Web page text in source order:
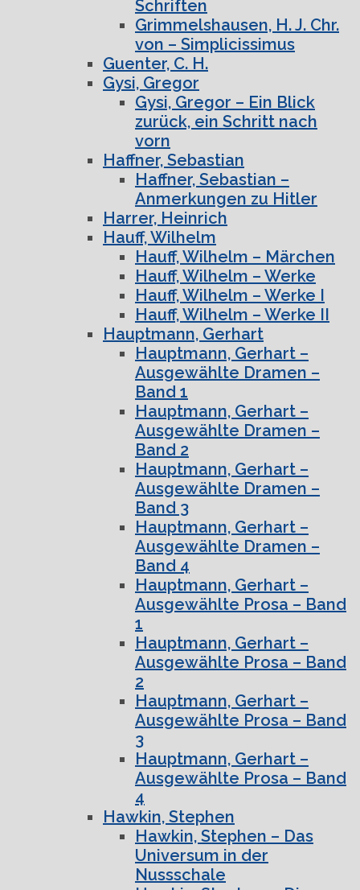
Schriften
Grimmelshausen, H. J. Chr.
von – Simplicissimus
Guenter, C. H.
Gysi, Gregor
Gysi, Gregor – Ein Blick
zurück, ein Schritt nach
vorn
Haffner, Sebastian
Haffner, Sebastian –
Anmerkungen zu Hitler
Harrer, Heinrich
Hauff, Wilhelm
Hauff, Wilhelm – Märchen
Hauff, Wilhelm – Werke
Hauff, Wilhelm – Werke I
Hauff, Wilhelm – Werke II
Hauptmann, Gerhart
Hauptmann, Gerhart –
Ausgewählte Dramen –
Band 1
Hauptmann, Gerhart –
Ausgewählte Dramen –
Band 2
Hauptmann, Gerhart –
Ausgewählte Dramen –
Band 3
Hauptmann, Gerhart –
Ausgewählte Dramen –
Band 4
Hauptmann, Gerhart –
Ausgewählte Prosa – Band
1
Hauptmann, Gerhart –
Ausgewählte Prosa – Band
2
Hauptmann, Gerhart –
Ausgewählte Prosa – Band
3
Hauptmann, Gerhart –
Ausgewählte Prosa – Band
4
Hawkin, Stephen
Hawkin, Stephen – Das
Universum in der
Nussschale